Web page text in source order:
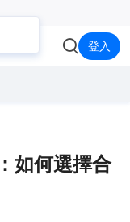
登入
如何選擇合